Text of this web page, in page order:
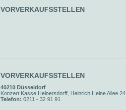
VORVERKAUFSSTELLEN
VORVERKAUFSSTELLEN
40210 Düsseldorf
Konzert Kasse Heinersdorff, Heinrich Heine Allee 24
Telefon: 0211 - 32 91 91